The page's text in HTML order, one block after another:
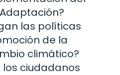
las políticas
de la
climático?
ciudadanos